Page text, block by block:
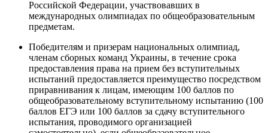
Российской Федерации, участвовавших в
международных олимпиадах по общеобразовательным
предметам.
Победителям и призерам национальных олимпиад,
членам сборных команд Украины, в течение срока
предоставления права на прием без вступительных
испытаний предоставляется преимущество посредством
приравнивания к лицам, имеющим 100 баллов по
общеобразовательному вступительному испытанию (100
баллов ЕГЭ или 100 баллов за сдачу вступительного
испытания, проводимого организацией